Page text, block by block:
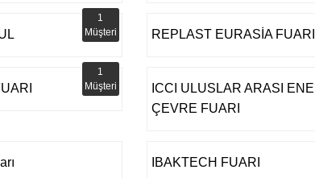
1
Müşteri
REPLAST EURASİA FUARI
1
Müşteri
ICCI ULUSLAR ARASI
ÇEVRE FUARI
IBAKTECH FUARI